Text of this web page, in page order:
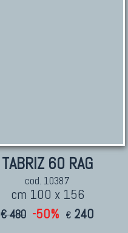
TABRIZ 60 RAG
cod. 10387
cm 100 x 156
€ 480 -50% € 240